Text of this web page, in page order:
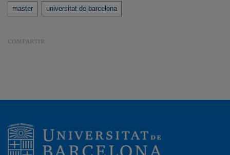
Tags
master universitat de barcelona
COMPARTIR